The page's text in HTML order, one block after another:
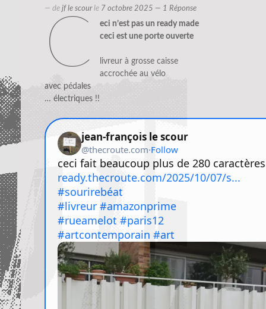
— de jf le scourle 7 octobre 2025 — 1 Réponse
c
eci n’est pas un ready made
ceci est une porte ouverte
livreur à grosse caisse
accrochée au vélo
avec pédales
… électriques !!